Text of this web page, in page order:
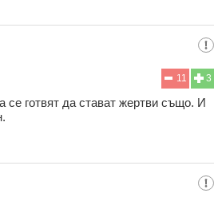
3
11
се готвят да стават жертви също. И